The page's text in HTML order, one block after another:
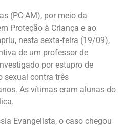
(PC-AM), por meio da
Proteção à Criança e ao
nesta sexta-feira (19/09),
de um professor de
por estupro de
sexual contra três
As vítimas eram alunas do
Evangelista, o caso chegou